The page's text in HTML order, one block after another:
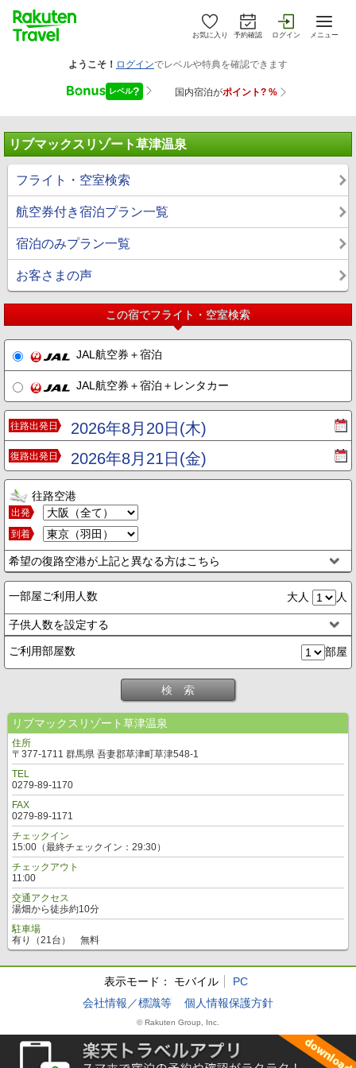
お気に入り 予約確認 ログイン メニュー
リブマックスリゾート草津温泉
フライト・空室検索
航空券付き宿泊プラン一覧
宿泊のみプラン一覧
お客さまの声
この宿でフライト・空室検索
JAL航空券＋宿泊
JAL航空券＋宿泊＋レンタカー
往路出発日 2026年8月20日(木)
復路出発日 2026年8月21日(金)
往路空港
出発
到着
希望の復路空港が上記と異なる方はこちら
一部屋ご利用人数 大人 人
子供人数を設定する
ご利用部屋数 部屋
検 索
リブマックスリゾート草津温泉
住所
〒377-1711 群馬県 吾妻郡草津町草津548-1
TEL
0279-89-1170
FAX
0279-89-1171
チェックイン
15:00（最終チェックイン：29:30）
チェックアウト
11:00
交通アクセス
湯畑から徒歩約10分
駐車場
有り（21台） 無料
表示モード： モバイル
PC
会社情報／標識等
個人情報保護方針
© Rakuten Group, Inc.